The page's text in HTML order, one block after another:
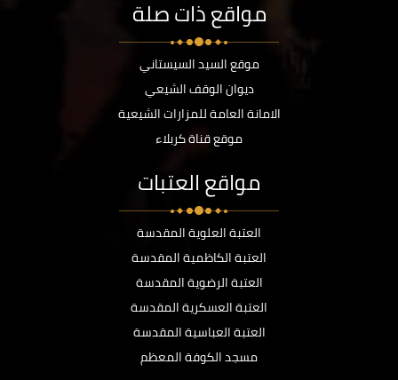
مواقع ذات صلة
موقع السيد السيستاني
ديوان الوقف الشيعي
الامانة العامة للمزارات الشيعية
موقع قناة كربلاء
مواقع العتبات
العتبة العلوية المقدسة
العتبة الكاظمية المقدسة
العتبة الرضوية المقدسة
العتبة العسكرية المقدسة
العتبة العباسية المقدسة
مسجد الكوفة المعظم